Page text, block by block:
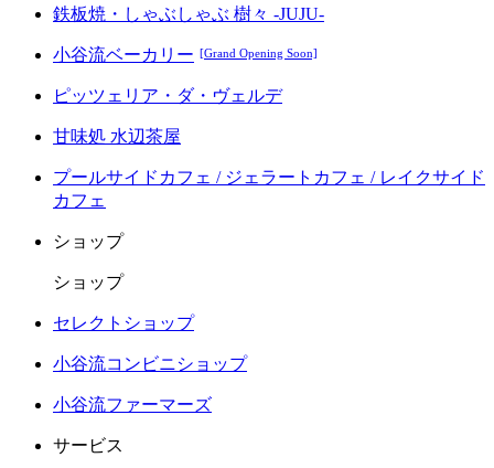
鉄板焼・しゃぶしゃぶ 樹々 -JUJU-
小谷流ベーカリー [Grand Opening Soon]
ピッツェリア・ダ・ヴェルデ
甘味処 水辺茶屋
プールサイドカフェ / ジェラートカフェ / レイクサイド
カフェ
ショップ
ショップ
セレクトショップ
小谷流コンビニショップ
小谷流ファーマーズ
サービス